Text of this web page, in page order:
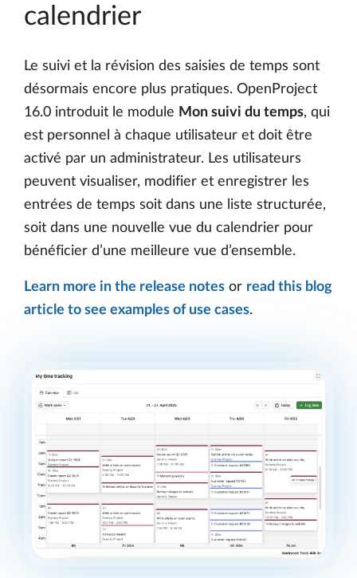
calendrier
Le suivi et la révision des saisies de temps sont
désormais encore plus pratiques. OpenProject
16.0 introduit le module Mon suivi du temps, qui
est personnel à chaque utilisateur et doit être
activé par un administrateur. Les utilisateurs
peuvent visualiser, modifier et enregistrer les
entrées de temps soit dans une liste structurée,
soit dans une nouvelle vue du calendrier pour
bénéficier d’une meilleure vue d’ensemble.
Learn more in the release notes or read this blog
article to see examples of use cases.